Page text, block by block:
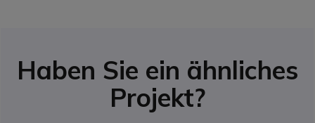
Haben Sie ein ähnliches
Projekt?